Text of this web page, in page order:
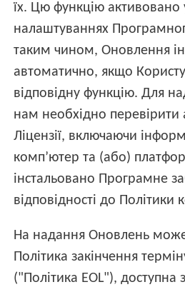
їх. Цю функцію активовано
налаштуваннях
таким чином, Оновлення
автоматично, якщо
відповідну функцію. Для
нам необхідно перевірити
Ліцензії, включаючи
комп’ютер та (або)
інстальовано Програмне
відповідності до Політики
На надання Оновлень
Політика закінчення
("Політика EOL"), доступна